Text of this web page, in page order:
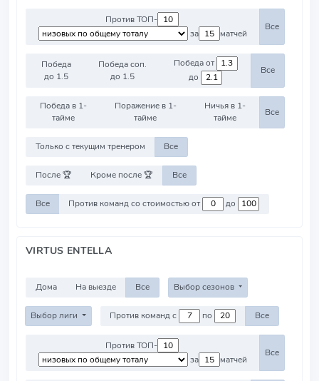
Против ТОП-
за
матчей
Все
Победа
до 1.5
Победа соп.
до 1.5
Победа от
до
Все
Победа в 1-
тайме
Поражение в 1-
тайме
Ничья в 1-
тайме
Все
Только с текущим тренером Все
После 🏆 Кроме после 🏆 Все
Все Против команд со стоимостью от до
VIRTUS ENTELLA
Дома На выезде Все Выбор сезонов
Выбор лиги Против команд с по Все
Против ТОП-
за
матчей
Все